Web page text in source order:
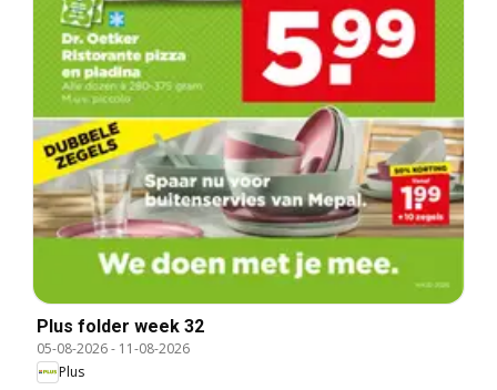
Plus folder week 32
05-08-2026- 11-08-2026
Plus